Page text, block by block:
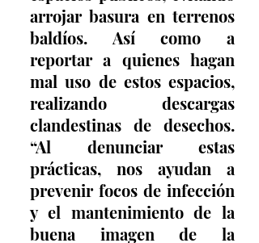
arrojar basura en terrenos
baldíos. Así como a
reportar a quienes hagan
mal uso de estos espacios,
realizando descargas
clandestinas de desechos.
“Al denunciar estas
prácticas, nos ayudan a
prevenir focos de infección
y el mantenimiento de la
buena imagen de la